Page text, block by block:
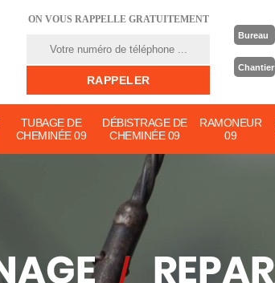
ON VOUS RAPPELLE GRATUITEMENT
Bureau
Chantier
TUBAGE DE
CHEMINÉE 09
DÉBISTRAGE DE
CHEMINÉE 09
RAMONEUR
09